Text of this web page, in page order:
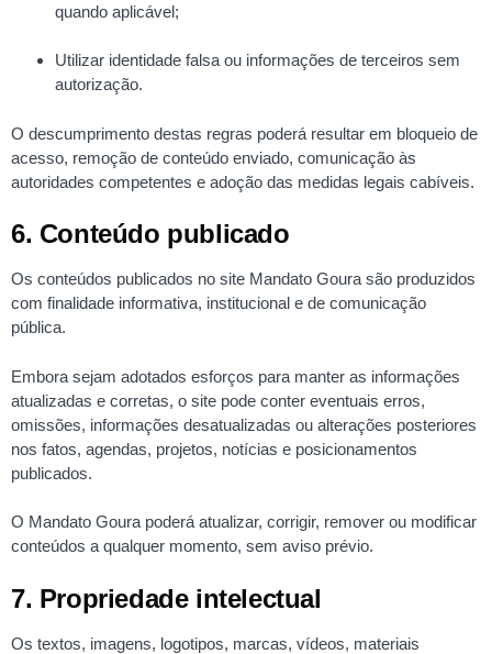
quando aplicável;
Utilizar identidade falsa ou informações de terceiros sem
autorização.
O descumprimento destas regras poderá resultar em bloqueio de
acesso, remoção de conteúdo enviado, comunicação às
autoridades competentes e adoção das medidas legais cabíveis.
6. Conteúdo publicado
Os conteúdos publicados no site Mandato Goura são produzidos
com finalidade informativa, institucional e de comunicação
pública.
Embora sejam adotados esforços para manter as informações
atualizadas e corretas, o site pode conter eventuais erros,
omissões, informações desatualizadas ou alterações posteriores
nos fatos, agendas, projetos, notícias e posicionamentos
publicados.
O Mandato Goura poderá atualizar, corrigir, remover ou modificar
conteúdos a qualquer momento, sem aviso prévio.
7. Propriedade intelectual
Os textos, imagens, logotipos, marcas, vídeos, materiais